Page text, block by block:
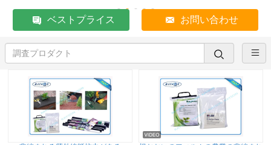
ベストプライス お問い合わせ